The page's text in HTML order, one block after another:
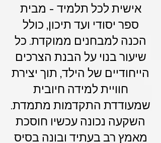
אישית לכל תלמיד - מבית
ספר יסודי ועד תיכון, כולל
הכנה למבחנים ממוקדת. כל
שיעור בנוי על הבנת הצרכים
הייחודיים של הילד, תוך יצירת
חוויית למידה חיובית
שמעודדת התקדמות מתמדת.
השקעה נכונה עכשיו חוסכת
מאמץ רב בעתיד ובונה בסיס